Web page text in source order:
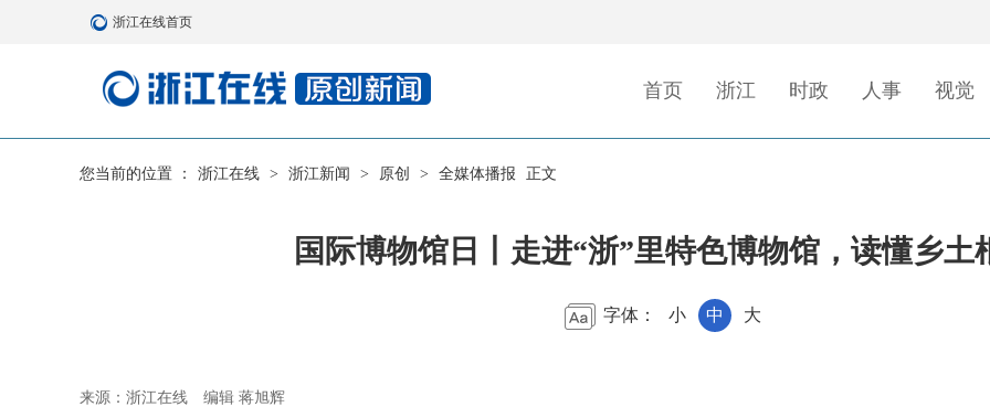
浙江在线首页
首页 浙江 时政 人事 视觉
您当前的位置 ： 浙江在线 > 浙江新闻 > 原创 > 全媒体播报 正文
国际博物馆日丨走进“浙”里特色博物馆，读懂乡土
字体： 小 中 大
来源：浙江在线 编辑 蒋旭辉